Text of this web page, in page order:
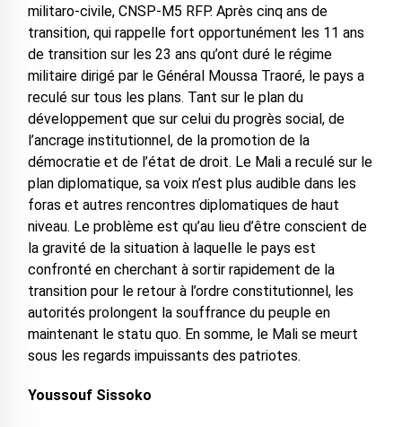
militaro-civile, CNSP-M5 RFP. Après cinq ans de
transition, qui rappelle fort opportunément les 11 ans
de transition sur les 23 ans qu’ont duré le régime
militaire dirigé par le Général Moussa Traoré, le pays a
reculé sur tous les plans. Tant sur le plan du
développement que sur celui du progrès social, de
l’ancrage institutionnel, de la promotion de la
démocratie et de l’état de droit. Le Mali a reculé sur le
plan diplomatique, sa voix n’est plus audible dans les
foras et autres rencontres diplomatiques de haut
niveau. Le problème est qu’au lieu d’être conscient de
la gravité de la situation à laquelle le pays est
confronté en cherchant à sortir rapidement de la
transition pour le retour à l’ordre constitutionnel, les
autorités prolongent la souffrance du peuple en
maintenant le statu quo. En somme, le Mali se meurt
sous les regards impuissants des patriotes.
Youssouf Sissoko